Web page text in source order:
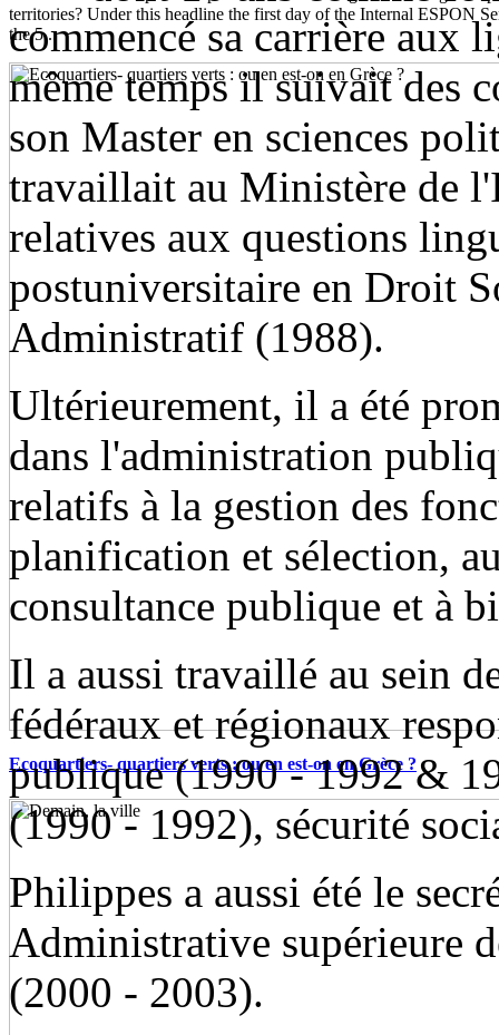
territories? Under this headline the first day of the Internal ESPON
the 5...
Ecoquartiers- quartiers verts : ou en est-on en Grèce ?
commencé sa carrière aux
même temps il suivait des
son Master en sciences
travaillait au Ministère de
relatives aux questions
postuniversitaire en Droit
Administratif (1988).
Ultérieurement, il a été
dans l'administration
relatifs à la gestion des
planification et sélection,
consultance publique et à
Il a aussi travaillé au sein
fédéraux et régionaux
publique (1990 - 1992 &
(1990 - 1992), sécurité
Philippes a aussi été le
Administrative supérieure
(2000 - 2003).